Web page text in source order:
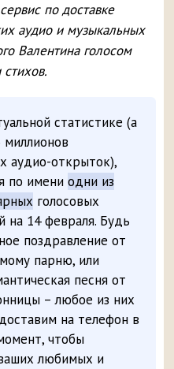
по доставке
аудио и музыкальных
Валентина голосом
статистике (а
миллионов
аудио-открыток),
по имениодни из
голосовых
на 14 февраля. Будь
поздравление от
парню, или
песня от
– любое из них
на телефон в
чтобы
любимых и